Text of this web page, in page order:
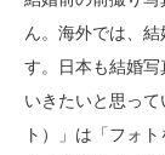
ん。海外では、
す。日本も結婚
いきたいと思っ
ト）」は「フォ